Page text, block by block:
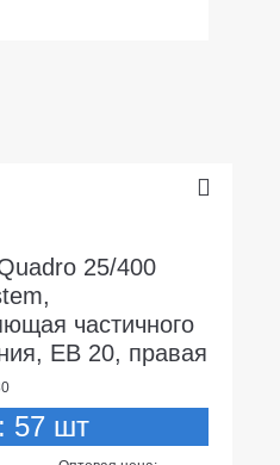
25/400
частичного
EB 20, правая
57 шт